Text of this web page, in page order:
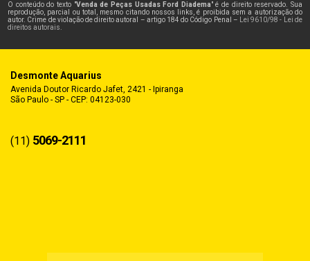
O conteúdo do texto "Venda de Peças Usadas Ford Diadema" é de direito reservado. Sua
reprodução, parcial ou total, mesmo citando nossos links, é proibida sem a autorização do
autor. Crime de violação de direito autoral – artigo 184 do Código Penal –
Lei 9610/98 - Lei de
direitos autorais
Desmonte Aquarius
Avenida Doutor Ricardo Jafet, 2421 - Ipiranga
São Paulo - SP - CEP: 04123-030
(11) 5069-2111